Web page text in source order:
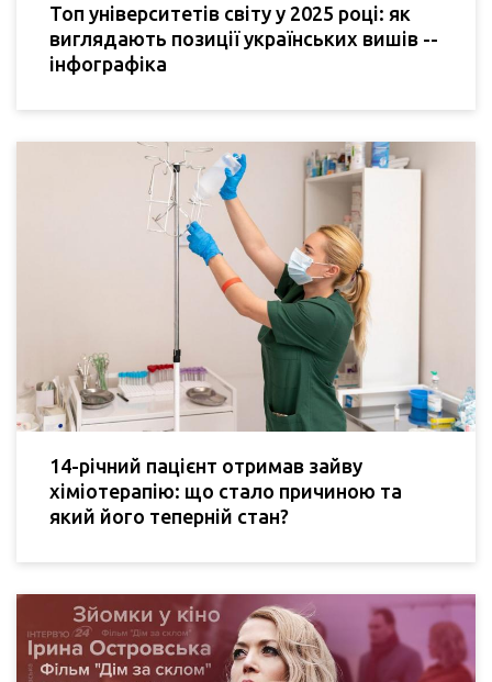
Топ університетів світу у 2025 році: як
виглядають позиції українських вишів --
інфографіка
14-річний пацієнт отримав зайву
хіміотерапію: що стало причиною та
який його теперній стан?